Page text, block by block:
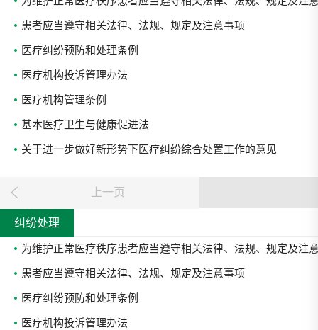
患者应当遵守相关法律、法规、规定及注意事项
医疗纠纷预防和处理条例
医疗机构投诉管理办法
医疗机构管理条例
基本医疗卫生与健康促进法
关于进一步做好新形势下医疗纠纷综合处置工作的意见
上一页
纠纷处理
为维护正常医疗秩序患者应当遵守相关法律、法规、规定及注
患者应当遵守相关法律、法规、规定及注意事项
医疗纠纷预防和处理条例
医疗机构投诉管理办法